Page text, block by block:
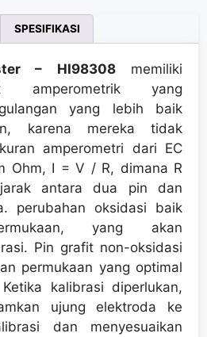
SPESIFIKASI
– HI98308 memiliki
amperometrik yang
yang lebih baik
karena mereka tidak
amperometri dari EC
Ohm, I = V / R, dimana R
antara dua pin dan
perubahan oksidasi baik
yang akan
Pin grafit non-oksidasi
permukaan yang optimal
Ketika kalibrasi diperlukan,
ujung elektroda ke
dan menyesuaikan